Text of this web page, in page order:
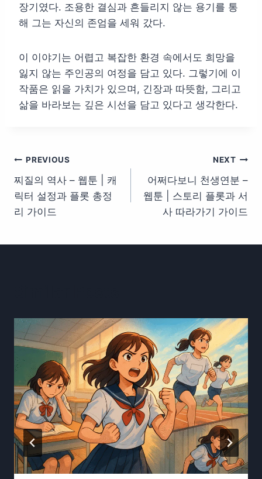
장기였다. 조용한 결심과 흔들리지 않는 용기를 통
해 그는 자신의 존엄을 세워 갔다.
이 이야기는 어렵고 복잡한 환경 속에서도 희망을
잃지 않는 주인공의 여정을 담고 있다. 그렇기에 이
작품은 읽을 가치가 있으며, 긴장과 따뜻함, 그리고
삶을 바라보는 깊은 시선을 담고 있다고 생각한다.
글
탐
색
PREVIOUS
찌질의 역사 – 웹툰 | 캐
릭터 설정과 플롯 총정
리 가이드
NEXT
어쩌다보니 천생연분 –
웹툰 | 스토리 플롯과 서
사 따라가기 가이드